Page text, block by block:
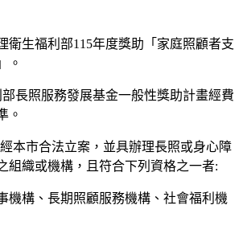
衛生福利部115年度獎助「家庭照顧者支
。
長照服務發展基金一般性獎助計畫經費
。
經本市合法立案，並具辦理長照或身心障
組織或機構，且符合下列資格之一者:
機構、長期照顧服務機構、社會福利機